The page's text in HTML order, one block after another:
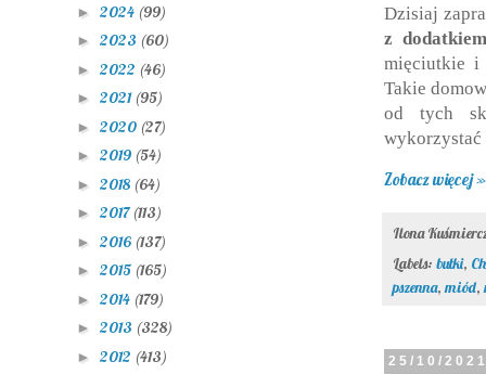
Dzisiaj
z
mięciutkie i
Takie
od tych
Zobacz więcej »
Ilona
Labels: bułki,
pszenna, miód,
25/10/
► 2024 (99)
► 2023 (60)
► 2022 (46)
► 2021 (95)
► 2020 (27)
► 2019 (54)
► 2018 (64)
► 2017(113)
► 2016 (137)
► 2015 (165)
► 2014 (179)
► 2013 (328)
► 2012 (413)